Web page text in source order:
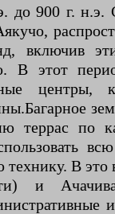
до 900 г. н.э.
включив
В этот
центры,
террас по
технику. В это
и